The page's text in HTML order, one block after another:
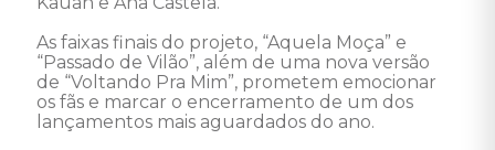
As faixas finais do projeto, “Aquela Moça” e
“Passado de Vilão”, além de uma nova versão
de “Voltando Pra Mim”, prometem emocionar
os fãs e marcar o encerramento de um dos
lançamentos mais aguardados do ano.